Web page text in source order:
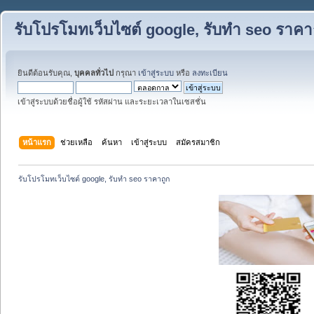
รับโปรโมทเว็บไซต์ google, รับทำ seo ราค
ยินดีต้อนรับคุณ, บุคคลทั่วไป กรุณา เข้าสู่ระบบ หรือ ลงทะเบียน
เข้าสู่ระบบด้วยชื่อผู้ใช้ รหัสผ่าน และระยะเวลาในเซสชั่น
หน้าแรก ช่วยเหลือ ค้นหา เข้าสู่ระบบ สมัครสมาชิก
รับโปรโมทเว็บไซต์ google, รับทำ seo ราคาถูก